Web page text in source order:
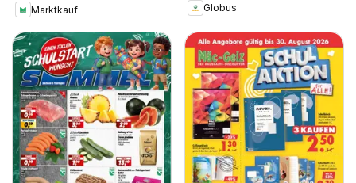
Marktkauf
Globus